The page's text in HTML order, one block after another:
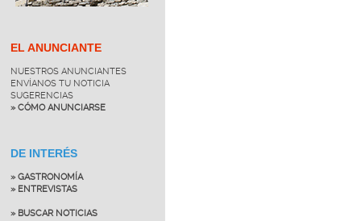
EL ANUNCIANTE
NUESTROS ANUNCIANTES
ENVÍANOS TU NOTICIA
SUGERENCIAS
» CÓMO ANUNCIARSE
DE INTERÉS
» GASTRONOMÍA
» ENTREVISTAS
» BUSCAR NOTICIAS